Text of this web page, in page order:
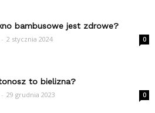
bambusowe jest zdrowe?
- 2 stycznia 2024 0
to bielizna?
- 29 grudnia 2023 0